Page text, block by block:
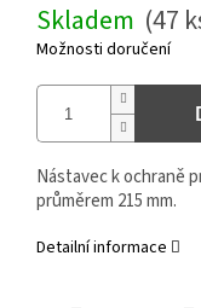
cena:
Skladem (47
Možnosti doručení
Nástavec k ochraně
průměrem 215 mm.
Detailní informace